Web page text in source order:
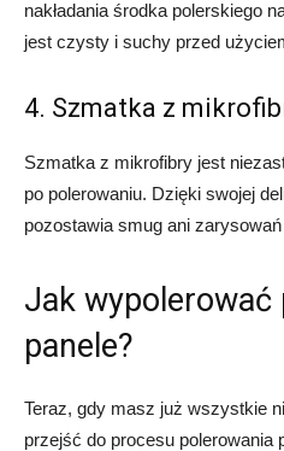
nakładania środka polerskiego
jest czysty i suchy przed
4. Szmatka z
Szmatka z mikrofibry jest
po polerowaniu. Dzięki swojej
pozostawia smug ani
Jak wypolerować
panele?
Teraz, gdy masz już wszystkie
przejść do procesu polerowania